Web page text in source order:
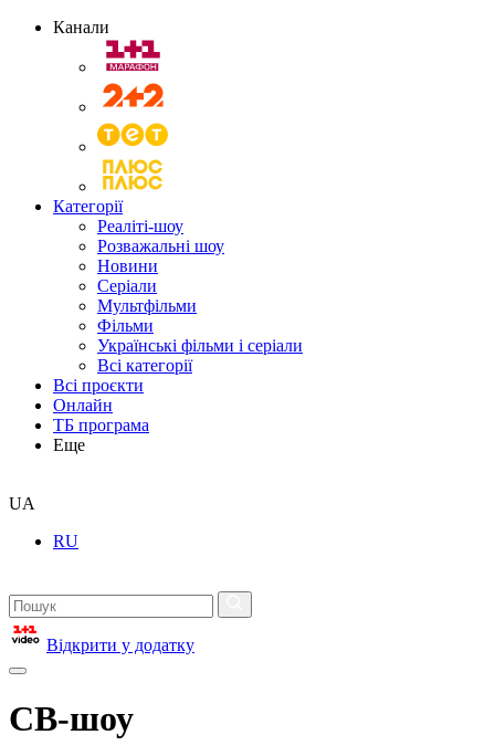
Канали
Категорії
Реаліті-шоу
Розважальні шоу
Новини
Серіали
Мультфільми
Фільми
Українські фільми і серіали
Всі категорії
Всі проєкти
Онлайн
ТБ програма
Еще
UA
RU
Відкрити у додатку
СВ-шоу